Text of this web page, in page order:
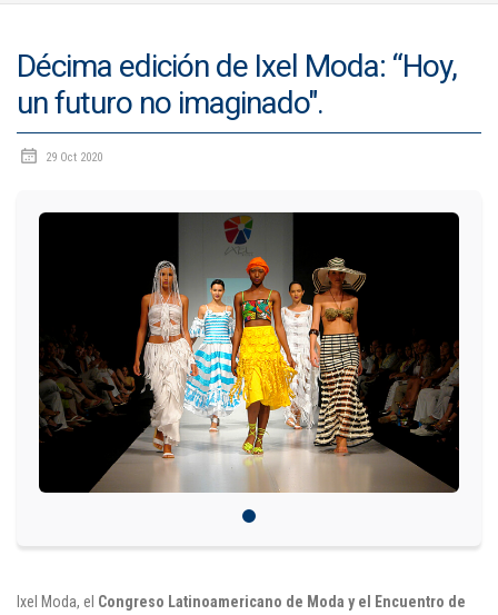
Décima edición de Ixel Moda: “Hoy,
un futuro no imaginado".
29 Oct 2020
Ixel Moda, el Congreso Latinoamericano de Moda y el Encuentro de
BIENESTAR
Centros
BIBLIOTECA
Pastoral
CARTERA
Inscripciones
Estudiantes
Egresados
Docentes
Campus virtual
Pagos